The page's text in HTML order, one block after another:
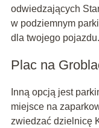
odwiedzających
w podziemnym
dla twojego pojazdu.
Plac na
Inną opcją jest
miejsce na
zwiedzać dzielnicę